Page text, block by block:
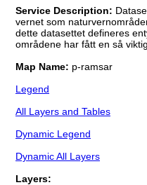
Service Description:
vernet som
dette datasettet defineres
områdene har fått en så
Map Name: p-ramsar
Legend
All Layers and Tables
Dynamic Legend
Dynamic All Layers
Layers: